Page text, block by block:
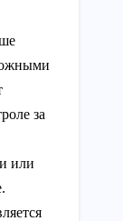
за
или